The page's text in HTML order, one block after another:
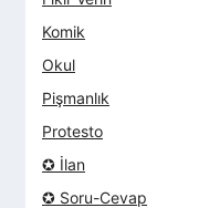
Komik
Okul
Pişmanlık
Protesto
✪ İlan
✪ Soru-Cevap